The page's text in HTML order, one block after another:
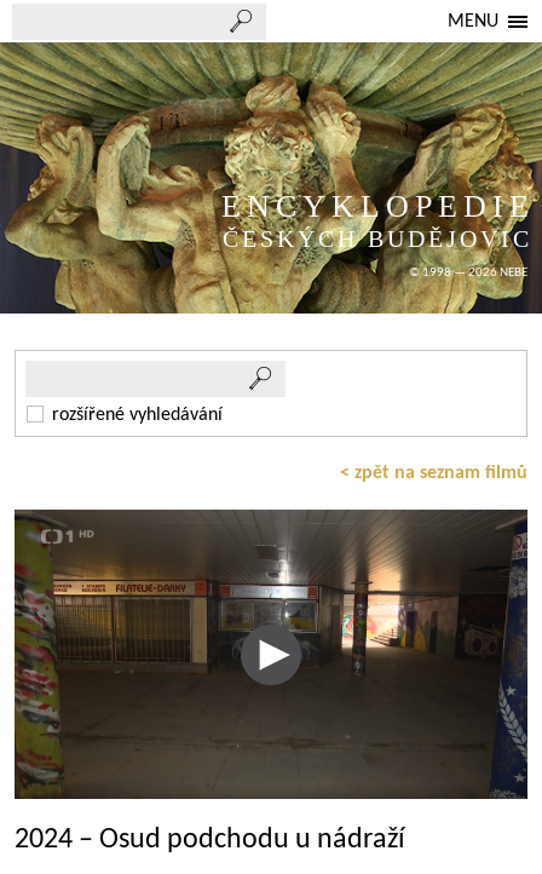
MENU
ENCYKLOPEDIE
ČESKÝCH BUDĚJOVIC
© 1998 — 2026 NEBE
rozšířené vyhledávání
< zpět na seznam filmů
2024 – Osud podchodu u nádraží